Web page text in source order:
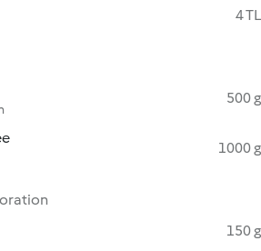
4 TL
500 g
1000 g
150 g